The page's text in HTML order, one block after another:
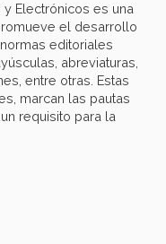
Electrónicos es una
el desarrollo
editoriales
abreviaturas,
entre otras. Estas
marcan las pautas
requisito para la